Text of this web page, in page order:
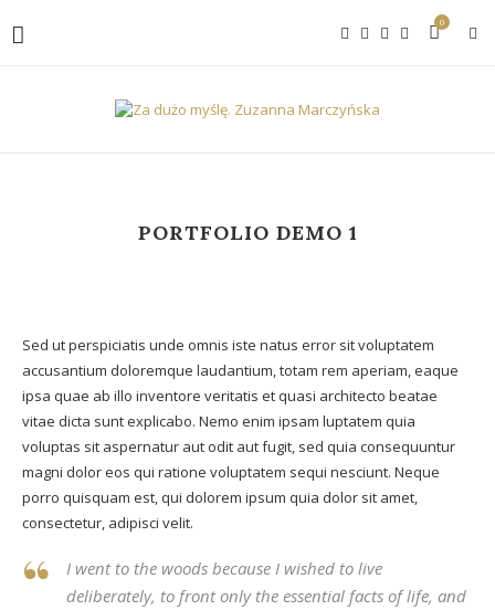
0
PORTFOLIO DEMO 1
Sed ut perspiciatis unde omnis iste natus error sit voluptatem
accusantium doloremque laudantium, totam rem aperiam, eaque
ipsa quae ab illo inventore veritatis et quasi architecto beatae
vitae dicta sunt explicabo. Nemo enim ipsam luptatem quia
voluptas sit aspernatur aut odit aut fugit, sed quia consequuntur
magni dolor eos qui ratione voluptatem sequi nesciunt. Neque
porro quisquam est, qui dolorem ipsum quia dolor sit amet,
consectetur, adipisci velit.
I went to the woods because I wished to live
deliberately, to front only the essential facts of life, and